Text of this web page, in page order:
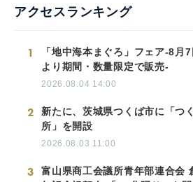
アクセスランキング
1
「地中海本まぐろ」フェア-8月7
より期間・数量限定で販売-
2026.08.04 14:00
2
新たに、茨城県つくば市に「つ
所」を開設
2026.08.03 11:00
3
富山県商工会議所青年部連合会